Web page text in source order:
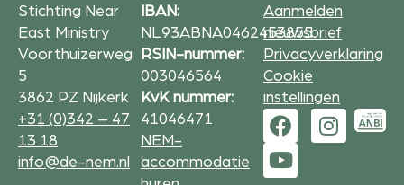
Stichting Near
East Ministry
Voorthuizerweg
5
3862 PZ Nijkerk
+31 (0)342 – 47
13 18
info@de-nem.nl
IBAN:
NL93ABNA0462453855
RSIN-nummer:
003046564
KvK nummer:
41046471
NEM-
accommodatie
Aanmelden
nieuwsbrief
Privacyverklaring
Cookie
instellingen